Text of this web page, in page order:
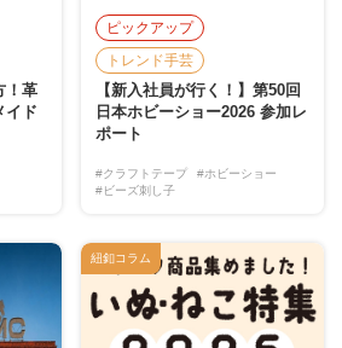
！革
イド
ピックアップ
トレンド手芸
【新入社員が行く！】第50回
日本ホビーショー2026 参加レ
ポート
#クラフトテープ
#ホビーショー
#ビーズ刺し子
紐釦コラム